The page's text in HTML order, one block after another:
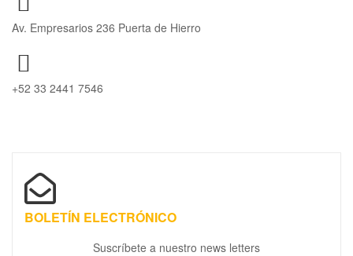
Av. Empresarios 236 Puerta de Hierro
+52 33 2441 7546
BOLETÍN ELECTRÓNICO
Suscríbete a nuestro news letters